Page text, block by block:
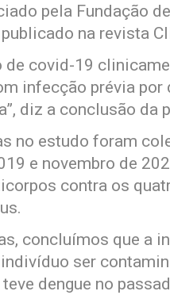
pela Fundação
na revista
covid-19
infecção prévia por
diz a conclusão da
no estudo foram
e novembro de
contra os
concluímos que a
ser
dengue no